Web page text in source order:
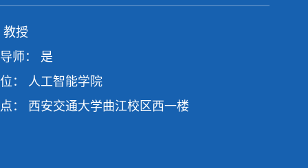
教授
师： 是
： 人工智能学院
： 西安交通大学曲江校区西一楼